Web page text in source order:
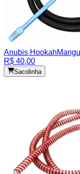
Anubis Hookah
R$ 40,00
Sacolinha